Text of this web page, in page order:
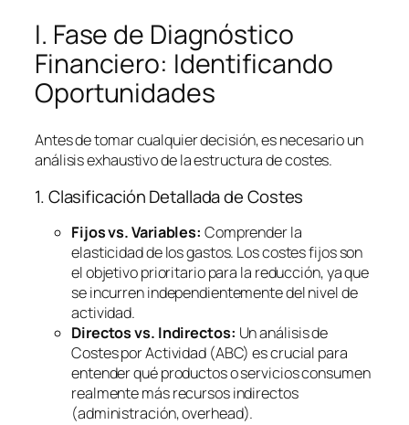
I. Fase de Diagnóstico
Financiero: Identificando
Oportunidades
Antes de tomar cualquier decisión, es necesario un
análisis exhaustivo de la estructura de costes.
1. Clasificación Detallada de Costes
Fijos vs. Variables: Comprender la
elasticidad de los gastos. Los costes fijos son
el objetivo prioritario para la reducción, ya que
se incurren independientemente del nivel de
actividad.
Directos vs. Indirectos: Un análisis de
Costes por Actividad (ABC) es crucial para
entender qué productos o servicios consumen
realmente más recursos indirectos
(administración,overhead).